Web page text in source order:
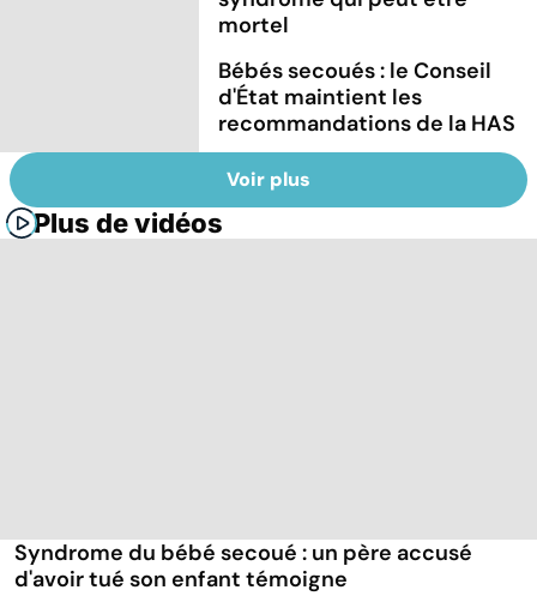
mortel
Bébés secoués : le Conseil
d'État maintient les
recommandations de la HAS
Voir plus
Plus de vidéos
Syndrome du bébé secoué : un père accusé
d'avoir tué son enfant témoigne